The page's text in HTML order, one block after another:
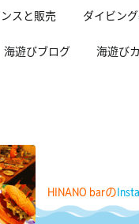
スと販売 ダイビン
海遊びブログ 海遊び
HINANO barの